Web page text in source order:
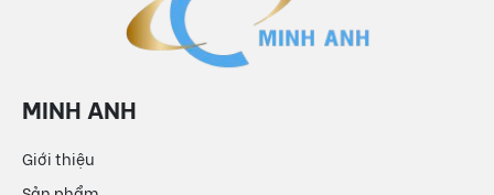
Giới thiệu